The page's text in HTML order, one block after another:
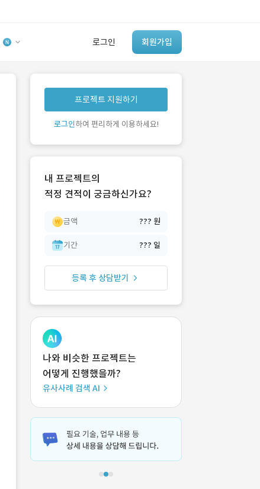
로그인 회원가입
유사사례 검색 AI
‘이런 거’ 만들어본
개발 회사 있어?
프로젝트 지원하기
로그인하여 편리하게 이용하세요!
내 프로젝트의
적정 견적이 궁금하신가요?
금액 ??? 원
기간 ??? 일
등록 후 상담받기
나와 비슷한 프로젝트는
어떻게 진행했을까?
유사사례 검색 AI